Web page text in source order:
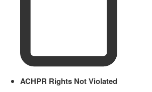
ACHPR Rights Not Violated